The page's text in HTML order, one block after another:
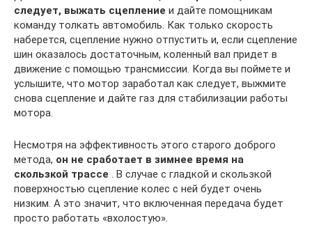
следует, выжать сцепление и дайте помощникам
команду толкать автомобиль. Как только скорость
наберется, сцепление нужно отпустить и, если сцепление
шин оказалось достаточным, коленный вал придет в
движение с помощью трансмиссии. Когда вы поймете и
услышите, что мотор заработал как следует, выжмите
снова сцепление и дайте газ для стабилизации работы
мотора.
Несмотря на эффективность этого старого доброго
метода, он не сработает в зимнее время на
скользкой трассе . В случае с гладкой и скользкой
поверхностью сцепление колес с ней будет очень
низким. А это значит, что включенная передача будет
просто работать «вхолостую».